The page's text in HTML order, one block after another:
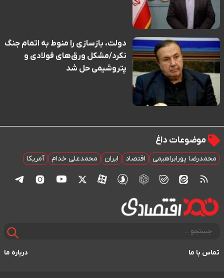
دولت، بازسازی را منوط به اتمام جنگ
نکرد/مشکل ورق‌های فولادی و
پتروشیمی حل شد
موضوعات داغ
محمدرضا پورابراهیمی اقتصاد ایران محمدعلی خدام آمریکا
تماس با ما درباره ما